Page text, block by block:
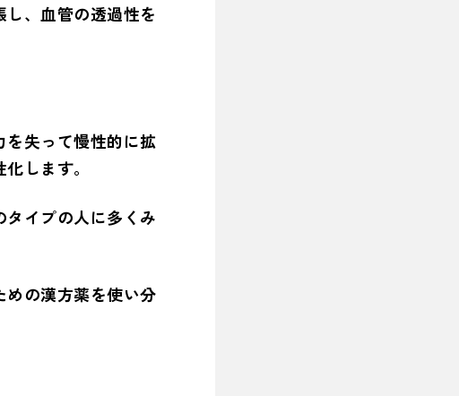
、血管の透過性を
失って慢性的に拡
します。
イプの人に多くみ
の漢方薬を使い分